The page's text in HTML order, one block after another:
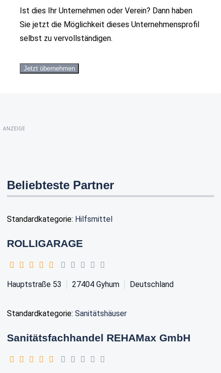
Ist dies Ihr Unternehmen oder Verein? Dann haben
Sie jetzt die Möglichkeit dieses Unternehmensprofil
selbst zu vervollständigen.
Jetzt übernehmen
ANZEIGE
Beliebteste Partner
Standardkategorie: Hilfsmittel
ROLLIGARAGE
Hauptstraße 53 27404 Gyhum Deutschland
Standardkategorie: Sanitätshäuser
Sanitätsfachhandel REHAMax GmbH